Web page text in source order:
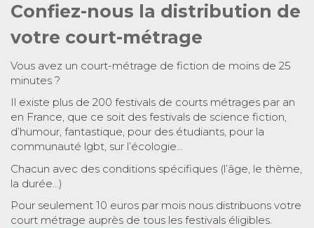
Confiez-nous la distribution de
votre court-métrage
Vous avez un court-métrage de fiction de moins de 25
minutes ?
Il existe plus de 200 festivals de courts métrages par an
en France, que ce soit des festivals de science fiction,
d’humour, fantastique, pour des étudiants, pour la
communauté lgbt, sur l’écologie…
Chacun avec des conditions spécifiques (l’âge, le thème,
la durée…)
Pour seulement 10 euros par mois nous distribuons votre
court métrage auprès de tous les festivals éligibles.